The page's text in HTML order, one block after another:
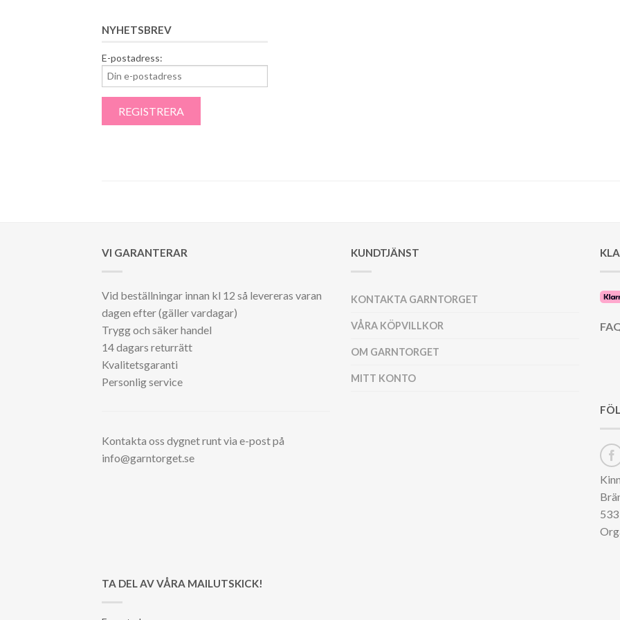
NYHETSBREV
E-postadress:
VI GARANTERAR
Vid beställningar innan kl 12 så levereras varan
dagen efter (gäller vardagar)
Trygg och säker handel
14 dagars returrätt
Kvalitetsgaranti
Personlig service
Kontakta oss dygnet runt via e-post på
info@garntorget.se
KUNDTJÄNST
KONTAKTA GARNTORGET
VÅRA KÖPVILLKOR
OM GARNTORGET
MITT KONTO
TA DEL AV VÅRA MAILUTSKICK!